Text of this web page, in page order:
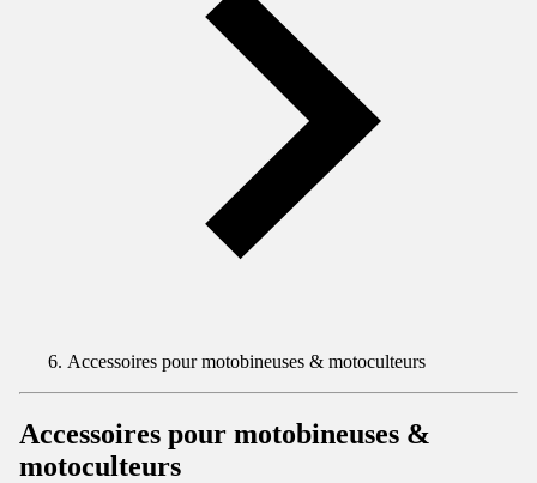
Accessoires pour motobineuses & motoculteurs
Accessoires pour motobineuses &
motoculteurs